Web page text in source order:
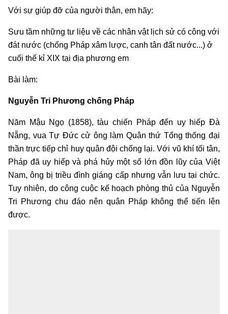
Với sự giúp đỡ của người thân, em hãy:
Sưu tầm những tư liệu về các nhân vật lịch sử có công với
đát nước (chống Pháp xâm lược, canh tân đất nước...) ở
cuối thế kỉ XIX tại địa phương em
Bài làm:
Nguyễn Tri Phương chống Pháp
Năm Mậu Ngọ (1858), tàu chiến Pháp đến uy hiếp Đà
Nẵng, vua Tự Đức cử ông làm Quân thứ Tổng thống đại
thần trực tiếp chỉ huy quân đội chống lại. Với vũ khí tối tân,
Pháp đã uy hiếp và phá hủy một số lớn đồn lũy của Việt
Nam, ông bị triều đình giáng cấp nhưng vẫn lưu tại chức.
Tuy nhiên, do công cuộc kế hoạch phòng thủ của Nguyễn
Tri Phương chu đáo nên quân Pháp không thể tiến lên
được.